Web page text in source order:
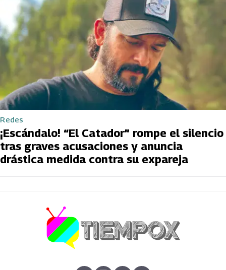
Redes
¡Escándalo! “El Catador” rompe el silencio
tras graves acusaciones y anuncia
drástica medida contra su expareja